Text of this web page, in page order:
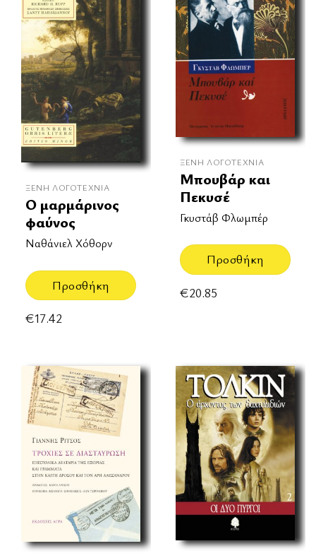
ΞΈΝΗ ΛΟΓΟΤΕΧΝΊΑ
O μαρμάρινος
φαύνος
Nαθάνιελ Χόθορν
Προσθήκη
€17.42
ΞΈΝΗ ΛΟΓΟΤΕΧΝΊΑ
Μπουβάρ και
Πεκυσέ
Γκυστάβ Φλωμπέρ
Προσθήκη
€20.85